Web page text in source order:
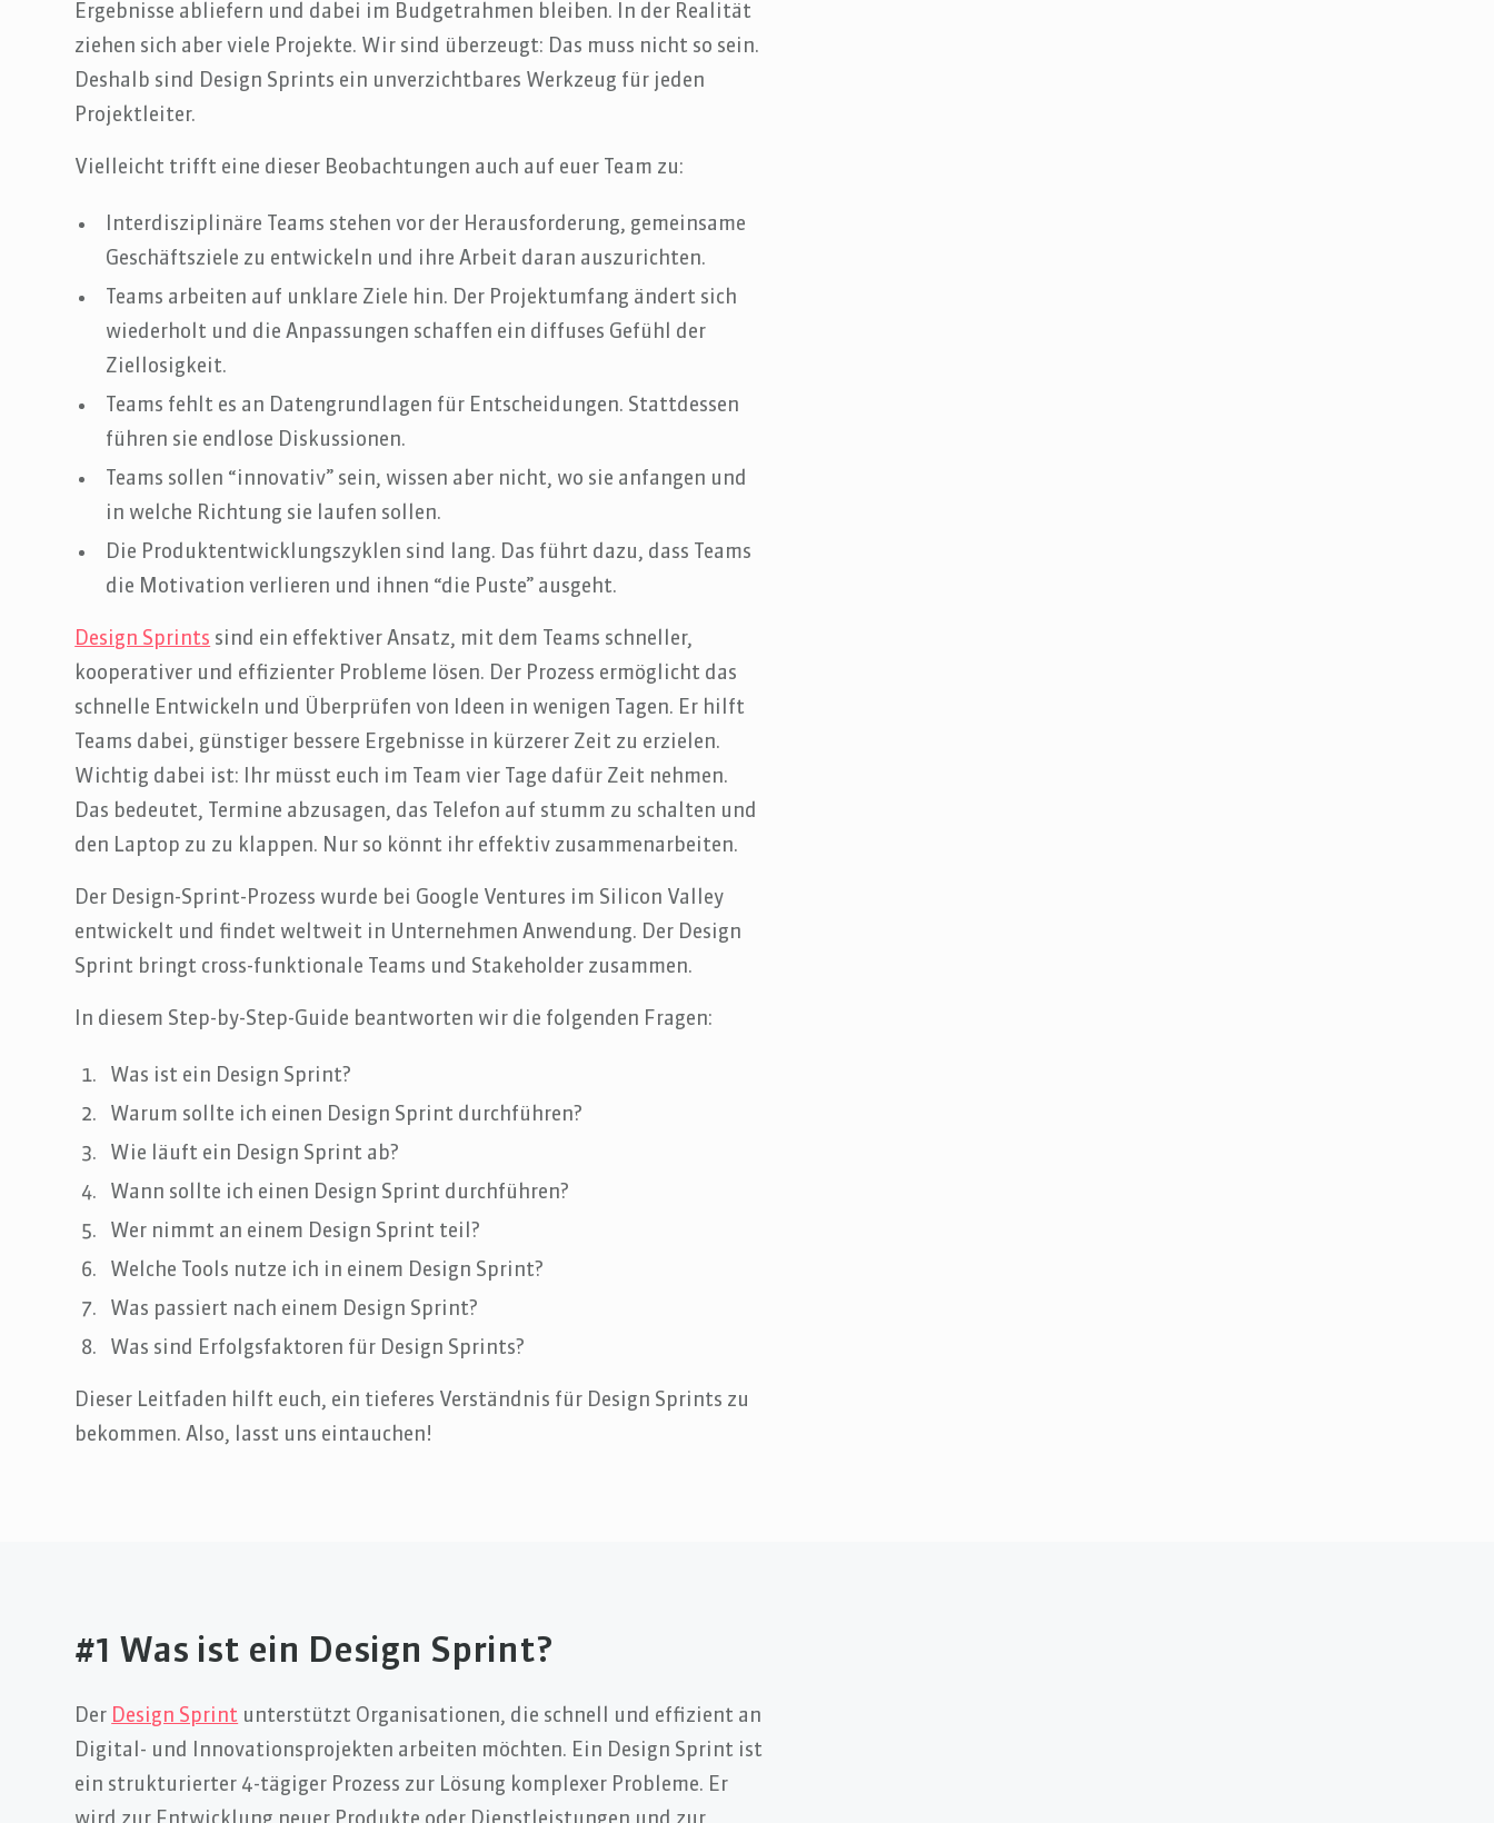
Ergebnisse abliefern und dabei im Budgetrahmen bleiben. In der Realität
ziehen sich aber viele Projekte. Wir sind überzeugt: Das muss nicht so sein.
Deshalb sind Design Sprints ein unverzichtbares Werkzeug für jeden
Projektleiter.
Vielleicht trifft eine dieser Beobachtungen auch auf euer Team zu:
Interdisziplinäre Teams stehen vor der Herausforderung, gemeinsame
Geschäftsziele zu entwickeln und ihre Arbeit daran auszurichten.
Teams arbeiten auf unklare Ziele hin. Der Projektumfang ändert sich
wiederholt und die Anpassungen schaffen ein diffuses Gefühl der
Ziellosigkeit.
Teams fehlt es an Datengrundlagen für Entscheidungen. Stattdessen
führen sie endlose Diskussionen.
Teams sollen “innovativ” sein, wissen aber nicht, wo sie anfangen und
in welche Richtung sie laufen sollen.
Die Produktentwicklungszyklen sind lang. Das führt dazu, dass Teams
die Motivation verlieren und ihnen “die Puste” ausgeht.
Design Sprints sind ein effektiver Ansatz, mit dem Teams schneller,
kooperativer und effizienter Probleme lösen. Der Prozess ermöglicht das
schnelle Entwickeln und Überprüfen von Ideen in wenigen Tagen. Er hilft
Teams dabei, günstiger bessere Ergebnisse in kürzerer Zeit zu erzielen.
Wichtig dabei ist: Ihr müsst euch im Team vier Tage dafür Zeit nehmen.
Das bedeutet, Termine abzusagen, das Telefon auf stumm zu schalten und
den Laptop zu zu klappen. Nur so könnt ihr effektiv zusammenarbeiten.
Der Design-Sprint-Prozess wurde bei Google Ventures im Silicon Valley
entwickelt und findet weltweit in Unternehmen Anwendung. Der Design
Sprint bringt cross-funktionale Teams und Stakeholder zusammen.
In diesem Step-by-Step-Guide beantworten wir die folgenden Fragen:
Was ist ein Design Sprint?
Warum sollte ich einen Design Sprint durchführen?
Wie läuft ein Design Sprint ab?
Wann sollte ich einen Design Sprint durchführen?
Wer nimmt an einem Design Sprint teil?
Welche Tools nutze ich in einem Design Sprint?
Was passiert nach einem Design Sprint?
Was sind Erfolgsfaktoren für Design Sprints?
Dieser Leitfaden hilft euch, ein tieferes Verständnis für Design Sprints zu
bekommen. Also, lasst uns eintauchen!
#1 Was ist ein Design Sprint?
Der Design Sprint unterstützt Organisationen, die schnell und effizient an
Digital- und Innovationsprojekten arbeiten möchten. Ein Design Sprint ist
ein strukturierter 4-tägiger Prozess zur Lösung komplexer Probleme. Er